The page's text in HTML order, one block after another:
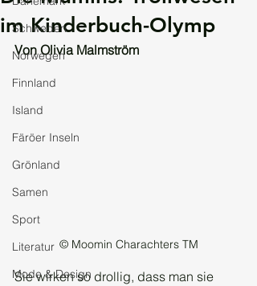
Schweden
Norwegen
Finnland
Island
Färöer Inseln
Grönland
Samen
Sport
Literatur
Mode & Design
im Kinderbuch-Olymp
Von Olivia Malmström
© Moomin Charachters TM
Sie wirken so drollig, dass man sie